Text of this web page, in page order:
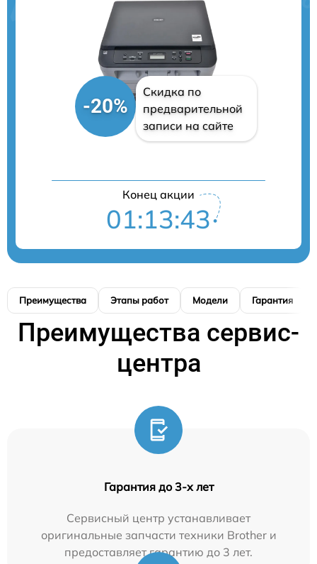
-20%
Скидка по
предварительной
записи на сайте
Конец акции
01:13:42
Преимущества Этапы работ Модели Гарантия
Преимущества сервис-
центра
Гарантия до 3-х лет
Сервисный центр устанавливает
оригинальные запчасти техники Brother и
предоставляет гарантию до 3 лет.